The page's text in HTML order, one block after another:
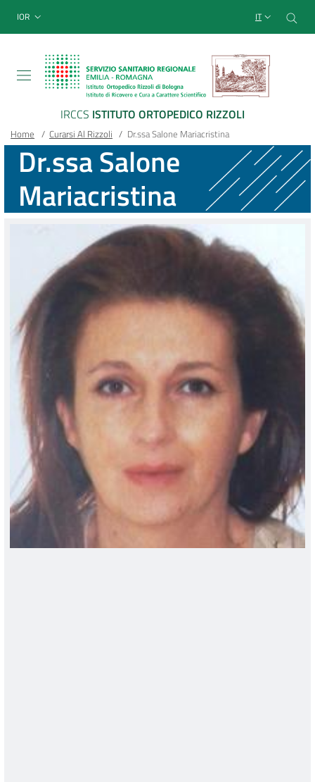
Sito Web Istituto
menu top-bar
IOR IT
IRCCS ISTITUTO ORTOPEDICO RIZZOLI
Main container
Briciole
di
pane
Home / Curarsi Al Rizzoli / Dr.ssa Salone Mariacristina
Dr.ssa Salone
Mariacristina